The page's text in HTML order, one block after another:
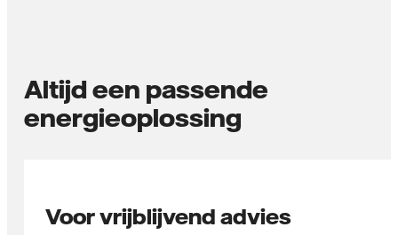
Altijd een passende
energieoplossing
Voor vrijblijvend advies